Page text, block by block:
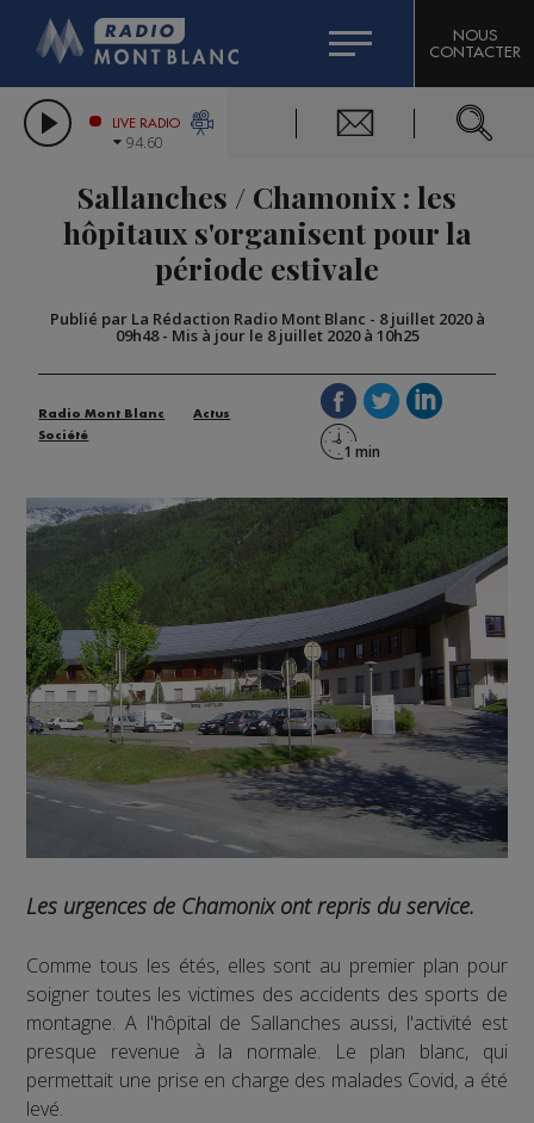
LES CHRONIQUES DE L'EXPERT
CITIZEN MACHINERY
GRAND MASSIF DOMAINES SKIABLES
BIGARD
COMPAGNIE DU MONT-BLANC
NOUS
CONTACTER
LIVE RADIO
94.60
Sallanches / Chamonix : les
hôpitaux s'organisent pour la
période estivale
Publié par La Rédaction Radio Mont Blanc - 8 juillet 2020 à
09h48- Mis à jour le 8 juillet 2020 à 10h25
Radio Mont Blanc
Actus
Société
Les urgences de Chamonix ont repris du service.
Comme tous les étés, elles sont au premier plan pour
soigner toutes les victimes des accidents des sports de
montagne. A l'hôpital de Sallanches aussi, l'activité est
presque revenue à la normale. Le plan blanc, qui
permettait une prise en charge des malades Covid, a été
levé.